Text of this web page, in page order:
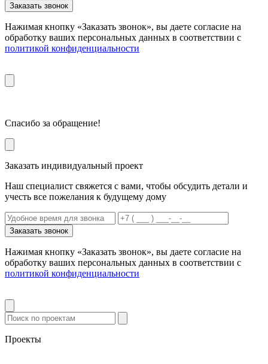
Заказать звонок
Нажимая кнопку «Заказать звонок», вы даете согласие на
обработку ваших персональных данных в соответствии с
политикой конфиденциальности
Спасибо за обращение!
Заказать индивидуальный проект
Наш специалист свяжется с вами, чтобы обсудить детали и
учесть все пожелания к будущему дому
Заказать звонок
Нажимая кнопку «Заказать звонок», вы даете согласие на
обработку ваших персональных данных в соответствии с
политикой конфиденциальности
Проекты